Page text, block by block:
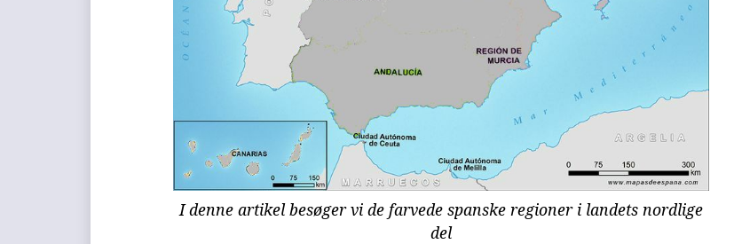
I denne artikel besøger vi de farvede spanske regioner i landets nordlige
del